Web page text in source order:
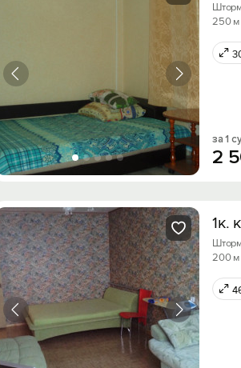
250 м
за 1
2
1к.
200 м